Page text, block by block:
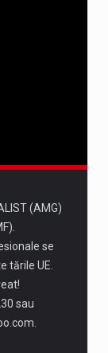
(AMG)
se
tările UE.
sau